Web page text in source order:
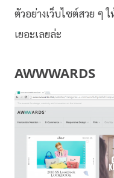
ตัวอย่างเว็บไซต์สวย ๆ
เยอะเลยล่ะ
AWWWARDS